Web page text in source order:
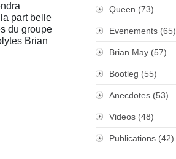
part belle
du groupe
Brian
Queen (73)
Evenements (65)
Brian May (57)
Bootleg (55)
Anecdotes (53)
Videos (48)
Publications (42)